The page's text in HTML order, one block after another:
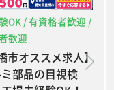
OK / 有資格者歓迎 /
歓迎
市オススメ求人】
部品の目視検